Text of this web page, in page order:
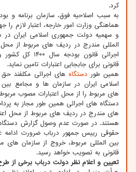
کرد.
به سبب اصلاحیه فوق، سازمان برنامه و
هماهنگی وزارت امور خارجه، اعتبار
و سهمیه دولت جمهوری اسلامی ایران در
المللی مندرج در ردیف های مربوط از
اجرائی قانون
قانونی برای جابجایی اعتبارات تامین نماید.
همین طور دستگاه های اجرائی مکلفند
اسلامی ایران در سازمان ها و مجامع
های مربوط را از محل اعتبارات مصوب
دستگاه های اجرائی همین طور مجاز به
های مندرج در ردیف های مربوط از محل
هستند. در صورت عدم وصول گزارش
حقوقی رییس جمهور درباب ضرورت ادامه
بین المللی مربوط، خروج از سازمان های
قانونی به تصویب خواهد رسید.
تعیین و اعلام نظر دولت درباب برخی از